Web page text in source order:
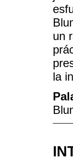
un
la